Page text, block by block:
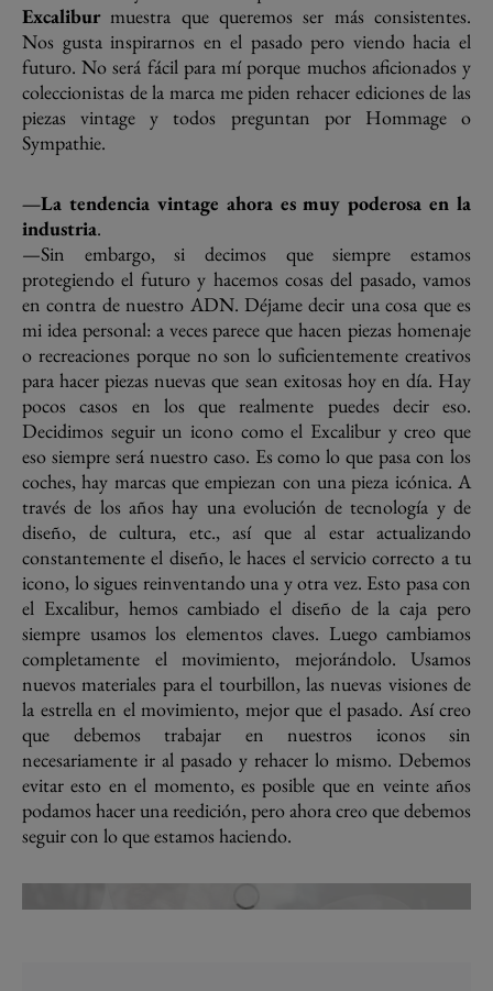
Excalibur muestra que queremos ser más consistentes.
Nos gusta inspirarnos en el pasado pero viendo hacia el
futuro. No será fácil para mí porque muchos aficionados y
coleccionistas de la marca me piden rehacer ediciones de las
piezas vintage y todos preguntan por Hommage o
Sympathie.
—La tendencia vintage ahora es muy poderosa en la
industria.
—Sin embargo, si decimos que siempre estamos
protegiendo el futuro y hacemos cosas del pasado, vamos
en contra de nuestro ADN. Déjame decir una cosa que es
mi idea personal: a veces parece que hacen piezas homenaje
o recreaciones porque no son lo suficientemente creativos
para hacer piezas nuevas que sean exitosas hoy en día. Hay
pocos casos en los que realmente puedes decir eso.
Decidimos seguir un icono como el Excalibur y creo que
eso siempre será nuestro caso. Es como lo que pasa con los
coches, hay marcas que empiezan con una pieza icónica. A
través de los años hay una evolución de tecnología y de
diseño, de cultura, etc., así que al estar actualizando
constantemente el diseño, le haces el servicio correcto a tu
icono, lo sigues reinventando una y otra vez. Esto pasa con
el Excalibur, hemos cambiado el diseño de la caja pero
siempre usamos los elementos claves. Luego cambiamos
completamente el movimiento, mejorándolo. Usamos
nuevos materiales para el tourbillon, las nuevas visiones de
la estrella en el movimiento, mejor que el pasado. Así creo
que debemos trabajar en nuestros iconos sin
necesariamente ir al pasado y rehacer lo mismo. Debemos
evitar esto en el momento, es posible que en veinte años
podamos hacer una reedición, pero ahora creo que debemos
seguir con lo que estamos haciendo.